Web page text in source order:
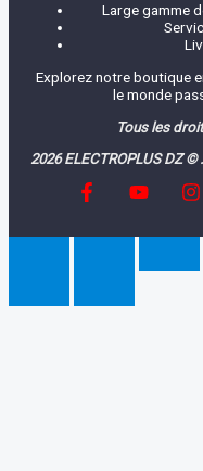
Large gamme
Explorez notre boutique
le monde
Tous les
2026 ELECTROPLUS DZ ©